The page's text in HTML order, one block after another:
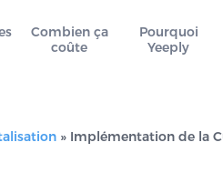
Combien ça
coûte
Pourquoi
Yeeply
» Implémentation de la